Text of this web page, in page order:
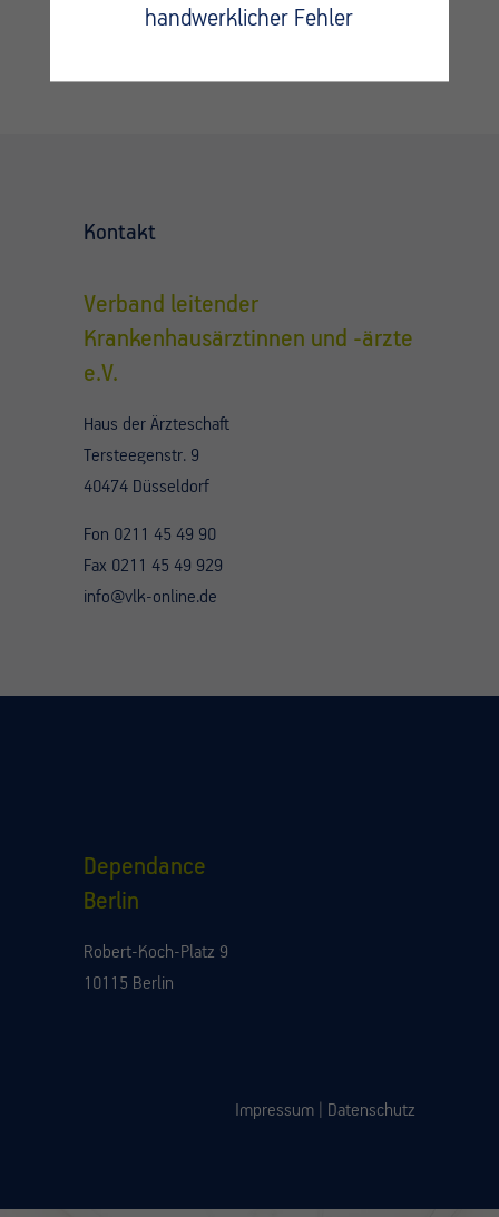
Kontakt
Verband leitender
Krankenhausärztinnen und -ärzte
e.V.
Haus der Ärzteschaft
Tersteegenstr. 9
40474 Düsseldorf
Fon 0211 45 49 90
Fax 0211 45 49 929
info@vlk-online.de
Dependance
Berlin
Robert-Koch-Platz 9
10115 Berlin
Impressum Datenschutz
handwerklicher Fehler